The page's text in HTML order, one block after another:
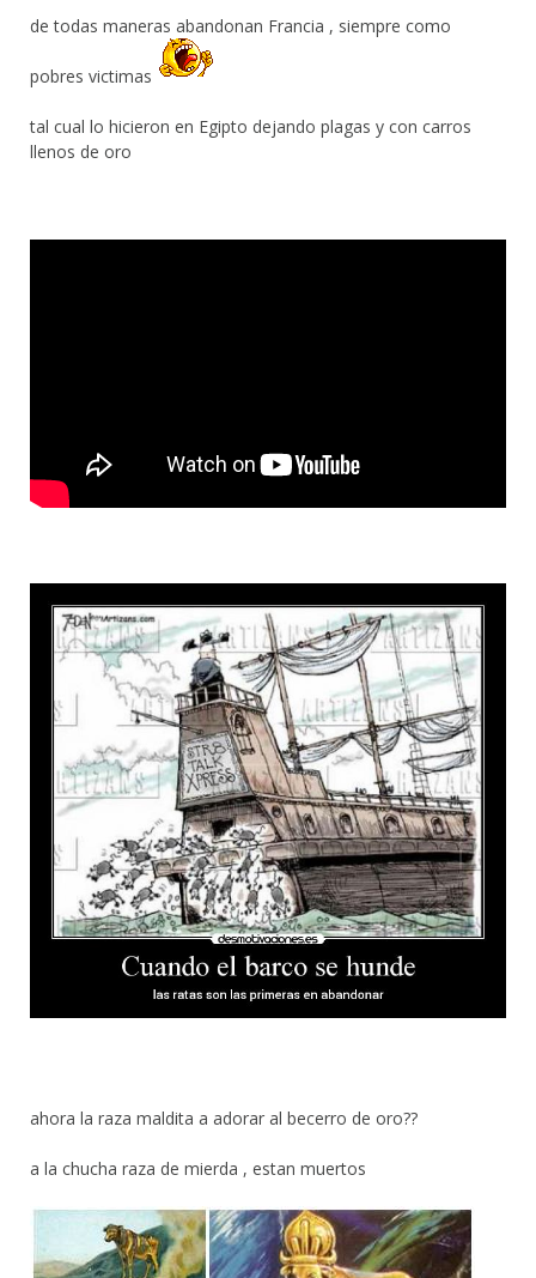
de todas maneras abandonan Francia , siempre como
pobres victimas
tal cual lo hicieron en Egipto dejando plagas y con carros
llenos de oro
ahora la raza maldita a adorar al becerro de oro??
a la chucha raza de mierda , estan muertos